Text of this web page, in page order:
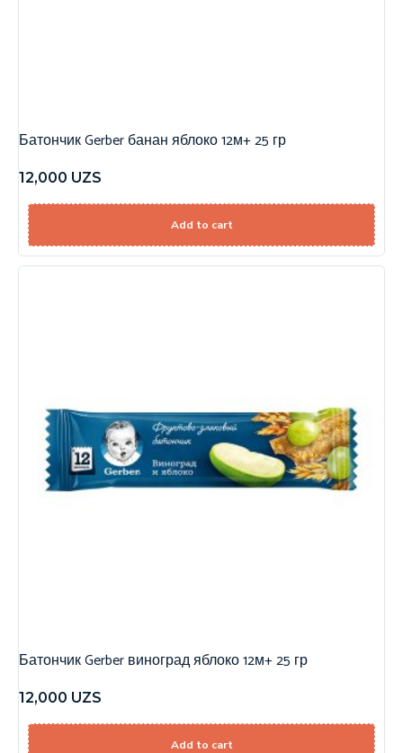
Батончик Gerber банан яблоко 12м+ 25 гр
12,000 UZS
Add to cart
Батончик Gerber виноград яблоко 12м+ 25 гр
12,000 UZS
Add to cart